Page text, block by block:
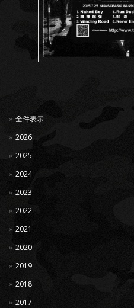
全件表示
2026
2025
2024
2023
2022
2021
2020
2019
2018
2017